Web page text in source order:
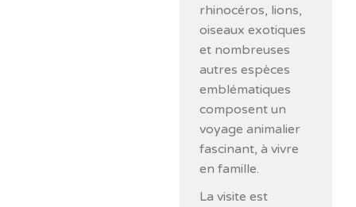
rhinocéros, lions,
oiseaux exotiques
et nombreuses
autres espèces
emblématiques
composent un
voyage animalier
fascinant, à vivre
en famille.
La visite est